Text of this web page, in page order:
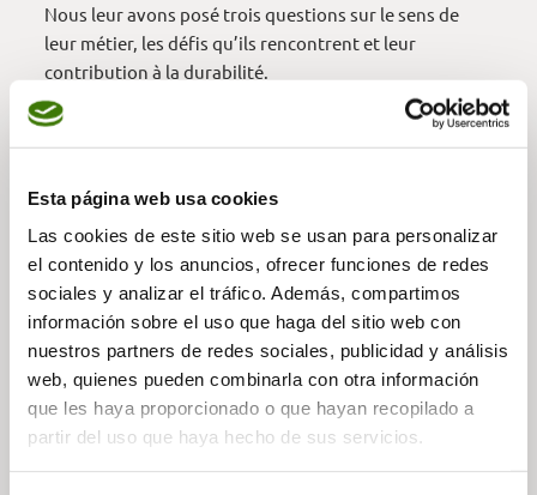
Esta página web usa cookies
Las cookies de este sitio web se usan para personalizar
el contenido y los anuncios, ofrecer funciones de redes
sociales y analizar el tráfico. Además, compartimos
información sobre el uso que haga del sitio web con
nuestros partners de redes sociales, publicidad y análisis
web, quienes pueden combinarla con otra información
que les haya proporcionado o que hayan recopilado a
partir del uso que haya hecho de sus servicios.
Nous leur avons posé trois questions sur le sens de
leur métier, les défis qu’ils rencontrent et leur
contribution à la durabilité.
🎥 Découvrez leurs réponses dans cette série spéciale
et n’hésitez pas à leur laisser un mot de remerciement
🌟 Merci à toute l’équipe — grâce à vous, l’expérience à
Arabella Golf Resort Mallorca est toujours mémorable.
VIDÉO —
— Partager